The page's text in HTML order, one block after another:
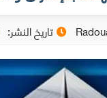
تاريخ النشر: